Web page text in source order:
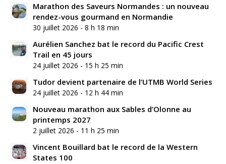
Marathon des Saveurs Normandes : un nouveau
rendez-vous gourmand en Normandie
30 juillet 2026 - 8 h 18 min
Aurélien Sanchez bat le record du Pacific Crest
Trail en 45 jours
24 juillet 2026 - 15 h 25 min
Tudor devient partenaire de l’UTMB World Series
24 juillet 2026 - 12 h 44 min
Nouveau marathon aux Sables d’Olonne au
printemps 2027
2 juillet 2026 - 11 h 25 min
Vincent Bouillard bat le record de la Western
States 100